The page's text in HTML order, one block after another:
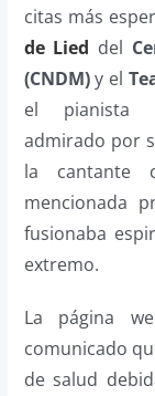
citas más
de Lied del
(CNDM)y el
el pianista
admirado por
la cantante
mencionada
fusionaba
extremo.
La página
comunicado
de salud